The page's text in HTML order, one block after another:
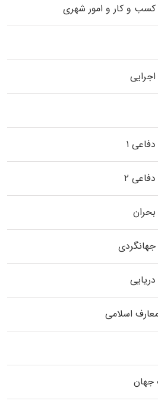
و کار و امور شهری
۱
۲
اسلامی
جهان